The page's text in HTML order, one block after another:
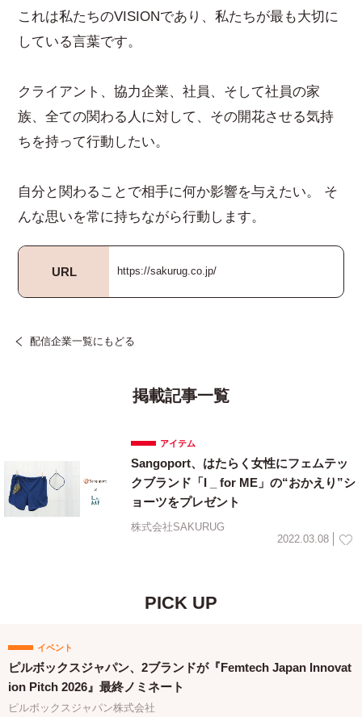
これは私たちのVISIONであり、私たちが最も大切に
している言葉です。
クライアント、協力企業、社員、そして社員の家
族、全ての関わる人に対して、その開花させる気持
ちを持って行動したい。
自分と関わることで相手に何か影響を与えたい。 そ
んな思いを常に持ちながら行動します。
URL https://sakurug.co.jp/
配信企業一覧にもどる
掲載記事一覧
アイテム
Sangoport、はたらく女性にフェムテッ
クブランド「I _ for ME」の“おかえり”シ
ョーツをプレゼント
株式会社SAKURUG
2022.03.08
PICK UP
イベント
ピルボックスジャパン、2ブランドが『Femtech Japan Innovat
ion Pitch 2026』最終ノミネート
ピルボックスジャパン株式会社